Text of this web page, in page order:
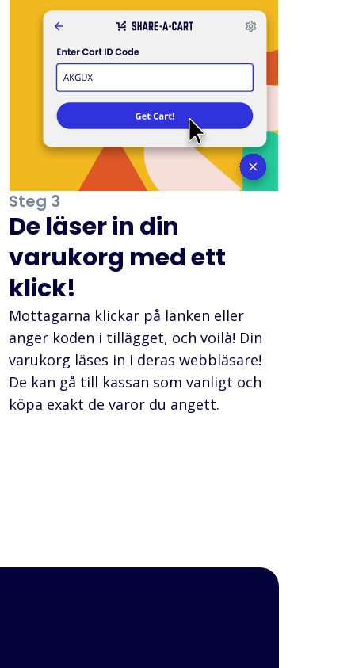
Steg 3
De läser in din
varukorg med ett
klick!
Mottagarna klickar på länken eller
anger koden i tillägget, och voilà! Din
varukorg läses in i deras webbläsare!
De kan gå till kassan som vanligt och
köpa exakt de varor du angett.